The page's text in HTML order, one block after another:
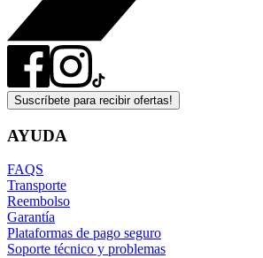
Suscríbete para recibir ofertas!
AYUDA
FAQS
Transporte
Reembolso
Garantía
Plataformas de pago seguro
Soporte técnico y problemas